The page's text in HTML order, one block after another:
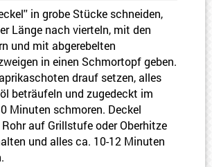
in grobe Stücke schneiden,
Länge nach vierteln, mit den
und mit abgerebelten
in einen Schmortopf geben.
drauf setzen, alles
beträufeln und zugedeckt im
Minuten schmoren. Deckel
auf Grillstufe oder Oberhitze
und alles ca. 10-12 Minuten